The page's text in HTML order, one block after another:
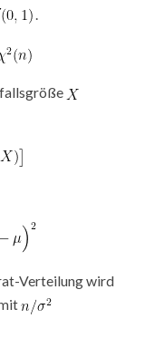
Verteilung wird